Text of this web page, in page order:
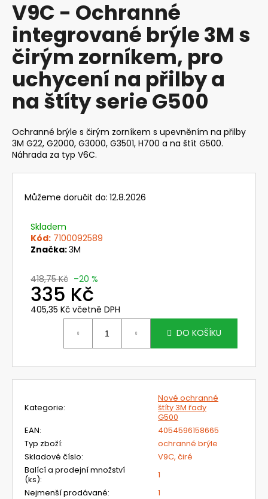
produktu
je
0,0
5
hvězdiček.
V9C - Ochranné
integrované brýle 3M s
čirým zorníkem, pro
uchycení na přilby a
na štíty serie G500
Ochranné brýle s čirým zorníkem s upevněním na přilby
3M G22, G2000, G3000, G3501, H700 a na štít G500.
Náhrada za typ V6C.
Můžeme doručit do: 12.8.2026
Skladem
Kód: 7100092589
Značka:3M
418,75 Kč –20 %
335 Kč
405,35 Kč včetně DPH
DO KOŠÍKU
Kategorie:
Nové ochranné
štíty 3M řady
G500
EAN:
4054596158665
Typ zboží:
ochranné brýle
Skladové číslo:
V9C, čiré
Balící a prodejní množství
(ks):
1
Nejmenší prodávané:
1
a
j
í
t
?
HLEDAT
631830
SVÁŘEČSKÁ
3M
SPEEDGLAS
PRO
FILTREM
G5-
01/03VC